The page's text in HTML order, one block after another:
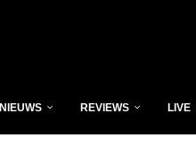
NIEUWS REVIEWS LIVE